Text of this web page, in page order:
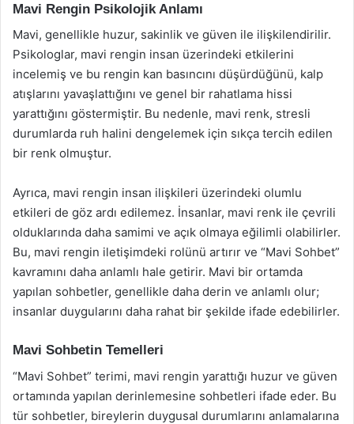
Mavi Rengin Psikolojik Anlamı
Mavi, genellikle huzur, sakinlik ve güven ile ilişkilendirilir.
Psikologlar, mavi rengin insan üzerindeki etkilerini
incelemiş ve bu rengin kan basıncını düşürdüğünü, kalp
atışlarını yavaşlattığını ve genel bir rahatlama hissi
yarattığını göstermiştir. Bu nedenle, mavi renk, stresli
durumlarda ruh halini dengelemek için sıkça tercih edilen
bir renk olmuştur.
Ayrıca, mavi rengin insan ilişkileri üzerindeki olumlu
etkileri de göz ardı edilemez. İnsanlar, mavi renk ile çevrili
olduklarında daha samimi ve açık olmaya eğilimli olabilirler.
Bu, mavi rengin iletişimdeki rolünü artırır ve “Mavi Sohbet”
kavramını daha anlamlı hale getirir. Mavi bir ortamda
yapılan sohbetler, genellikle daha derin ve anlamlı olur;
insanlar duygularını daha rahat bir şekilde ifade edebilirler.
Mavi Sohbetin Temelleri
“Mavi Sohbet” terimi, mavi rengin yarattığı huzur ve güven
ortamında yapılan derinlemesine sohbetleri ifade eder. Bu
tür sohbetler, bireylerin duygusal durumlarını anlamalarına